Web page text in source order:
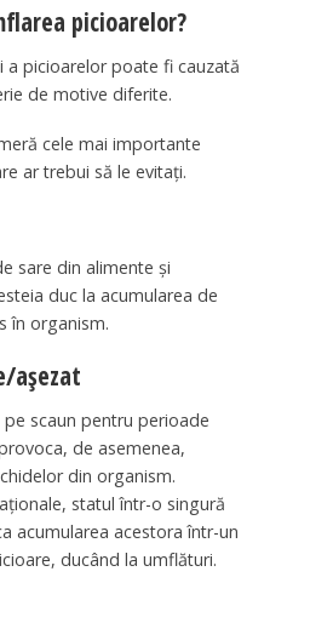
picioarelor?
a picioarelor poate fi cauzată
de motive diferite.
cele mai importante
ar trebui să le evitați.
sare din alimente și
duc la acumularea de
în organism.
așezat
scaun pentru perioade
de asemenea,
din organism.
statul într-o singură
acumularea acestora într-un
ducând la umflături.